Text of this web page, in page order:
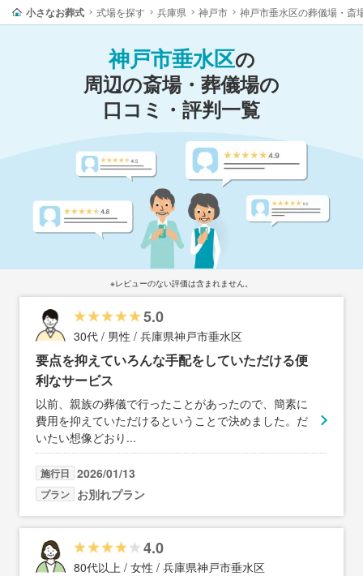
小さなお葬式 式場を探す 兵庫県 神戸市 神戸市垂水区の葬儀場・斎
神戸市垂水区の
周辺の斎場・葬儀場の
口コミ・評判一覧
※レビューのない評価は含まれません。
5.0
30代 / 男性 / 兵庫県神戸市垂水区
要点を抑えていろんな手配をしていただける便
利なサービス
以前、親族の葬儀で行ったことがあったので、簡素に
費用を抑えていただけるということで決めました。だ
いたい想像どおり ...
施行日 2026/01/13
プラン お別れプラン
4.0
80代以上 / 女性 / 兵庫県神戸市垂水区